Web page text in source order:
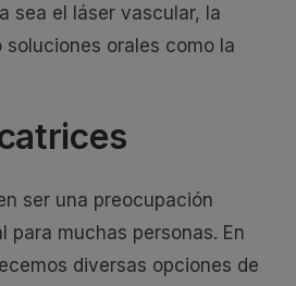
sea el láser vascular, la
orales como la
ser una preocupación
para muchas personas. En
diversas opciones de